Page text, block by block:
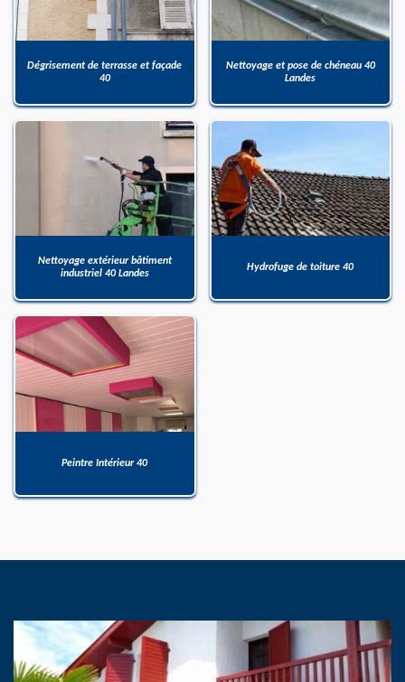
Dégrisement de terrasse et façade
40
Nettoyage et pose de chéneau 40
Landes
Nettoyage extérieur bâtiment
industriel 40 Landes
Hydrofuge de toiture 40
Peintre Intérieur 40